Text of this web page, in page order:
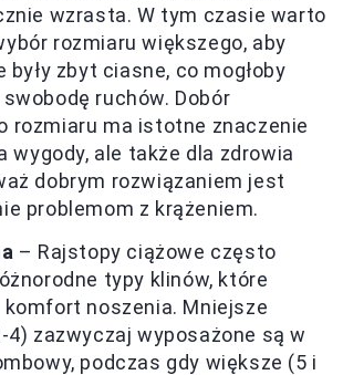
wzrasta. W tym czasie warto
rozmiaru większego, aby
były zbyt ciasne, co mogłoby
ruchów. Dobór
rozmiaru ma istotne znaczenie
wygody, ale także dla zdrowia
dobrym rozwiązaniem jest
problemom z krążeniem.
– Rajstopy ciążowe często
typy klinów, które
noszenia. Mniejsze
4) zazwyczaj wyposażone są w
podczas gdy większe (5 i